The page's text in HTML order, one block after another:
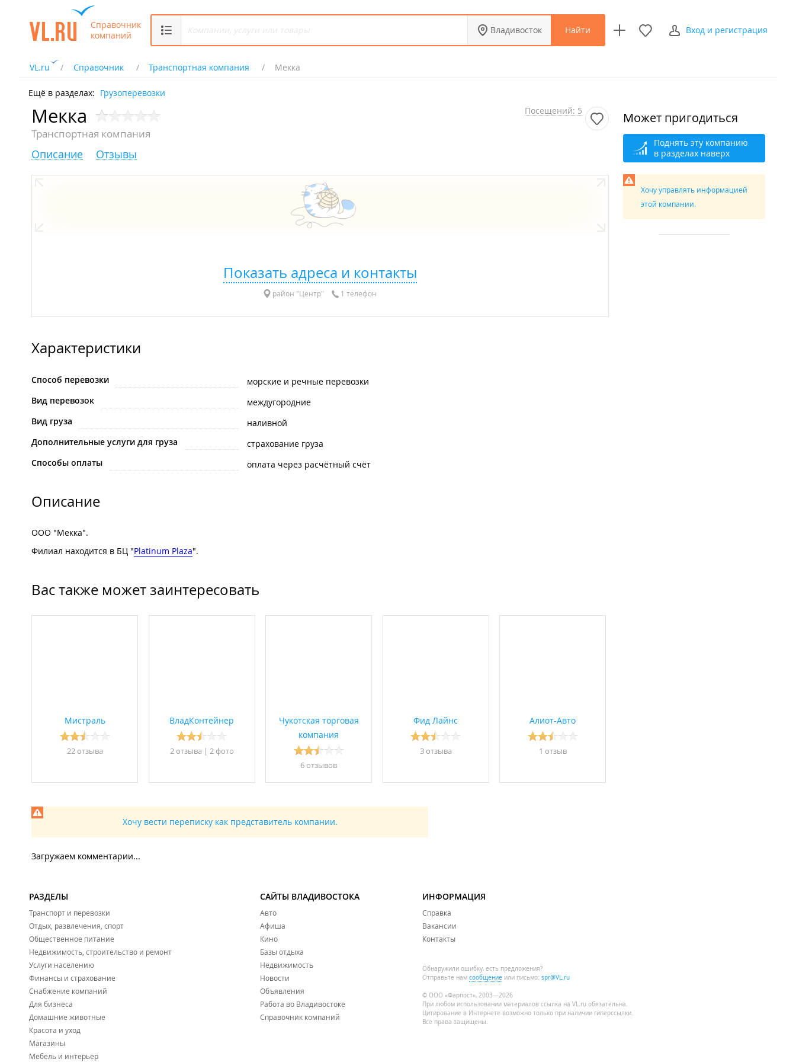
Справочник
компаний
Владивосток Найти Вход и регистрация
VL.ru Справочник Транспортная компания Мекка
Ещё в разделах: Грузоперевозки
Мекка
Транспортная компания
Посещений: 5
Описание Отзывы
Показать адреса и контакты
район "Центр" 1 телефон
Характеристики
Способ перевозки
морские и речные перевозки
Вид перевозок
междугородние
Вид груза
наливной
Дополнительные услуги для груза
страхование груза
Способы оплаты
оплата через расчётный счёт
Описание
ООО "Мекка".
Филиал находится в БЦ "Platinum Plaza".
Вас также может заинтересовать
Мистраль
22 отзывa
ВладКонтейнер
2 отзывa | 2 фото
Чукотская торговая
компания
6 отзывов
Фид Лайнс
3 отзывa
Алиот-Авто
1 отзыв
Хочу вести переписку как представитель компании.
Загружаем комментарии...
Может пригодиться
Поднять эту компанию
в разделах наверх
Хочу управлять информацией
этой компании.
РАЗДЕЛЫ
Транспорт и перевозки
Отдых, развлечения, спорт
Общественное питание
Недвижимость, строительство и ремонт
Услуги населению
Финансы и страхование
Снабжение компаний
Для бизнеса
Домашние животные
Красота и уход
Магазины
Мебель и интерьер
САЙТЫ ВЛАДИВОСТОКА
Авто
Афиша
Кино
Базы отдыха
Недвижимость
Новости
Объявления
Работа во Владивостоке
Справочник компаний
ИНФОРМАЦИЯ
Справка
Вакансии
Контакты
Обнаружили ошибку, есть предложения?
Отправьте нам сообщение или письмо: spr@VL.ru
© ООО «Фарпост», 2003—2026
При любом использовании материалов ссылка на VL.ru обязательна.
Цитирование в Интернете возможно только при наличии гиперссылки.
Все права защищены.